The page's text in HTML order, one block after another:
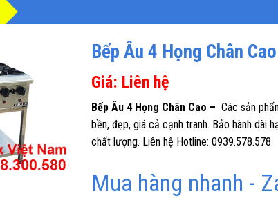
Bếp Âu 4 Họng Chân
Giá: Liên hệ
Bếp Âu 4 Họng Chân Cao – Các sản
bền, đẹp, giá cả cạnh tranh. Bảo hành dài
chất lượng. Liên hệ Hotline: 0939.578.578
Mua hàng nhanh -